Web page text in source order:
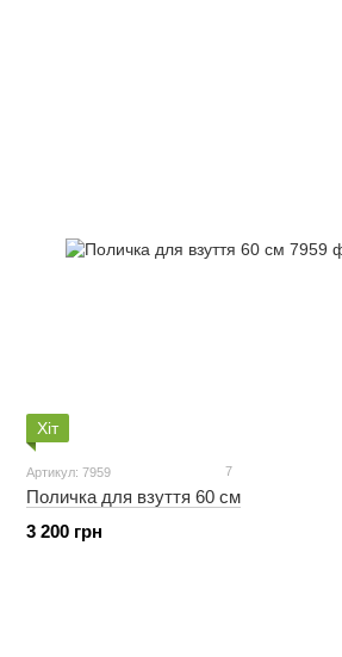
Хіт
Артикул: 7959 7
Поличка для взуття 60 см
3 200 грн